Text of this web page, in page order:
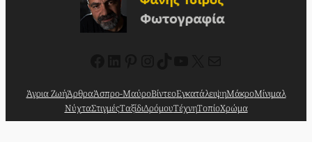
Άγρια ΖωήΆρθραΆσπρο-ΜαύροΒίντεοΕγκατάλειψηΜάκροΜίνιμαλ
ΝύχταΣτιγμέςΤαξίδιΔρόμουΤέχνηΤοπίοΧρώμα